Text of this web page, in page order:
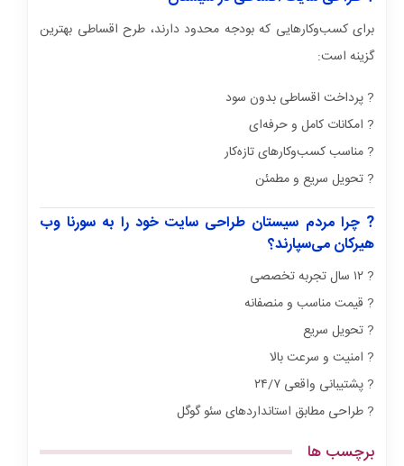
برای کسب‌وکارهایی که بودجه محدود دارند، طرح اقساطی بهترین
گزینه است:
? پرداخت اقساطی بدون سود
? امکانات کامل و حرفه‌ای
? مناسب کسب‌وکارهای تازه‌کار
? تحویل سریع و مطمئن
? چرا مردم سیستان طراحی سایت خود را به سورنا وب
هیرکان می‌سپارند؟
? ۱۲ سال تجربه تخصصی
? قیمت مناسب و منصفانه
? تحویل سریع
? امنیت و سرعت بالا
? پشتیبانی واقعی ۲۴/۷
? طراحی مطابق استانداردهای سئو گوگل
برچسب ها